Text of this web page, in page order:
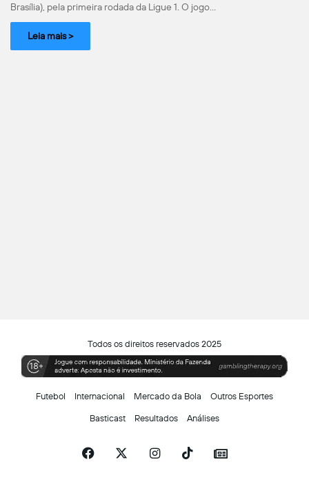
Brasília), pela primeira rodada da Ligue 1. O jogo…
Leia mais >
Todos os direitos reservados 2025
Futebol Internacional Mercado da Bola Outros Esportes
Basticast Resultados Análises
Facebook InstagramTikTokSiga-